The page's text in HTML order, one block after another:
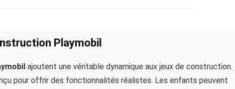
Playmobil
ajoutent une véritable dynamique aux jeux de construction.
pour offrir des fonctionnalités réalistes. Les enfants peuvent